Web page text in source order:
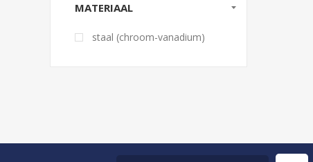
MATERIAAL
staal (chroom-vanadium)